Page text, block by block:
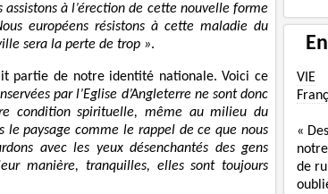
à l’érection de cette nouvelle forme
européens résistons à cette maladie du
sera la perte de trop ».
partie de notre identité nationale. Voici ce
par l’Eglise d’Angleterre ne sont donc
condition spirituelle, même au milieu du
le paysage comme le rappel de ce que nous
avec les yeux désenchantés des gens
manière, tranquilles, elles sont toujours
VIE
«
de